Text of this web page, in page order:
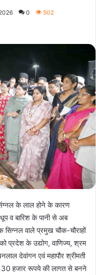
0 502
के लाल होने के कारण
व बारिश के पानी से अब
सिग्नल वाले प्रमुख चौक-चौराहों
को प्रदेश के उद्योग, वाणिज्य, श्रम
देवांगन एवं महापौर श्रीमती
हजार रूपये की लागत से बनने